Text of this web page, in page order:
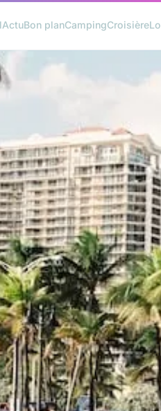
ActuBon planCampingCroisière